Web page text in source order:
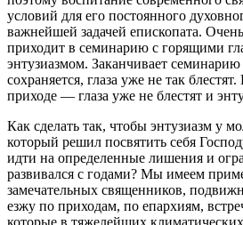
условий для его постоянного
важнейшей задачей епископата.
приходит в семинарию с горящими
энтузиазмом. Заканчивает
сохраняется, глаза уже не так
приходе — глаза уже не блестят и
Как сделать так, чтобы энтузиазм у
который решил посвятить себя
идти на определенные лишения и
развивался с годами? Мы имеем
замечательных священников,
езжу по приходам, по епархиям,
которые в тяжелейших